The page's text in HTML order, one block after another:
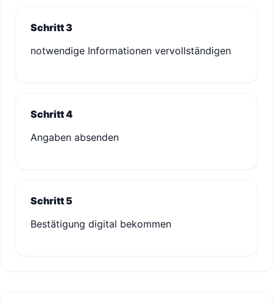
Schritt 3
notwendige Informationen vervollständigen
Schritt 4
Angaben absenden
Schritt 5
Bestätigung digital bekommen